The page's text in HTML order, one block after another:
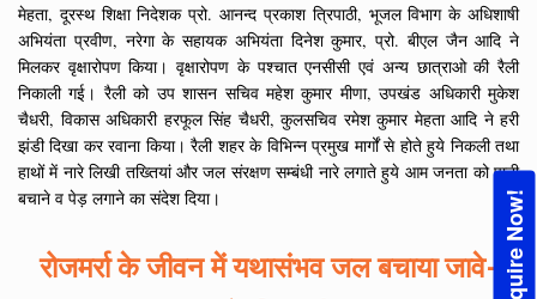
Enquire Now!
मेहता, दूरस्थ शिक्षा निदेशक प्रो. आनन्द प्रकाश त्रिपाठी, भूजल विभाग के अधिशाषी
अभियंता प्रवीण, नरेगा के सहायक अभियंता दिनेश कुमार, प्रो. बीएल जैन आदि ने
मिलकर वृक्षारोपण किया। वृक्षारोपण के पश्चात एनसीसी एवं अन्य छात्राओ की रैली
निकाली गई। रैली को उप शासन सचिव महेश कुमार मीणा, उपखंड अधिकारी मुकेश
चैधरी, विकास अधिकारी हरफूल सिंह चैधरी, कुलसचिव रमेश कुमार मेहता आदि ने हरी
झंडी दिखा कर रवाना किया। रैली शहर के विभिन्न प्रमुख मार्गों से होते हुये निकली तथा
हाथों में नारे लिखी तख्तियां और जल संरक्षण सम्बंधी नारे लगाते हुये आम जनता को पानी
बचाने व पेड़ लगाने का संदेश दिया।
रोजमर्रा के जीवन में यथासंभव जल बचाया जावे-